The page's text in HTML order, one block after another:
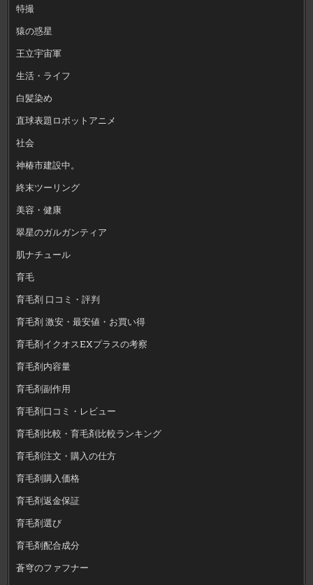
特撮
猿の惑星
王立宇宙軍
生活・ライフ
白髪染め
直球表題ロボットアニメ
社会
神椿市建設中。
終末ツーリング
美容・健康
翠星のガルガンティア
肌ナチュール
育毛
育毛剤 口コミ・評判
育毛剤 激安・最安値・お買い得
育毛剤イクオスEXプラスの考察
育毛剤内容量
育毛剤副作用
育毛剤口コミ・レビュー
育毛剤比較・育毛剤比較ランキング
育毛剤注文・購入の仕方
育毛剤購入価格
育毛剤返金保証
育毛剤選び
育毛剤配合成分
蒼穹のファフナー